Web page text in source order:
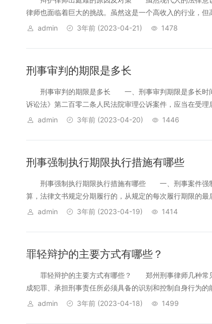
律师也面临着巨大的挑战。虽然这是一个高收入的行业，
admin
3年前 (2023-04-21) 1478
刑事审判的期限是多长
刑事审判的期限是多长 一、刑事审判期限是多长
诉讼法》第二百零二条人民法院审理公诉案件，应当在受
admin
3年前 (2023-04-20) 1446
刑事强制执行期限执行措施有哪些
刑事强制执行期限执行措施有哪些 一、刑事案件强
算，法律文书规定分期履行的，从规定的每次履行期限的
admin
3年前 (2023-04-19) 1414
罪轻辩护的主要方式有哪些？
罪轻辩护的主要方式有哪些？ 郑州刑事律师几种常
成犯罪、承担刑事责任所必须具备的识别和控制自身行为
admin
3年前 (2023-04-18) 1499